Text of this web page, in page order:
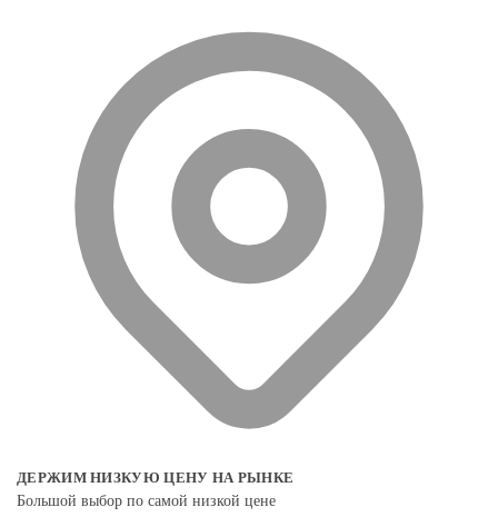
ДЕРЖИМ НИЗКУЮ ЦЕНУ НА РЫНКЕ
Большой выбор по самой низкой цене